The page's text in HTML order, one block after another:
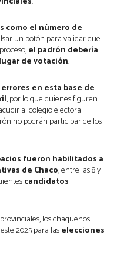
como el número de
un botón para validar que
el padrón debería
de votación.
en esta base de
, por lo que quienes figuren
al colegio electoral
no podrán participar de los
fueron habilitados a
de Chaco, entre las 8 y
candidatos
los chaqueños
2025 para laselecciones